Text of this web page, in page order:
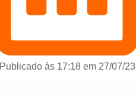
Publicado às 17:18 em 27/07/23